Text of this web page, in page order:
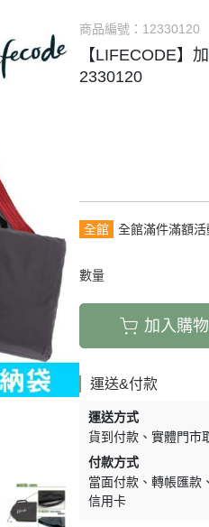
商品編號： 12330120
【LIFECODE】
2330120
全館 全館滿件滿額
數量
加入購
運送&付款
運送方式
貨到付款
實體門市
付款方式
當面付款
轉帳匯款
信用卡